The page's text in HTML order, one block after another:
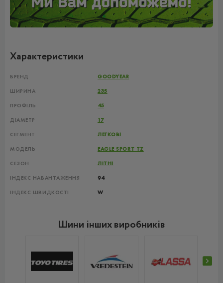
Характеристики
БРЕНД GOODYEAR
ШИРИНА 235
ПРОФІЛЬ 45
ДІАМЕТР 17
СЕГМЕНТ ЛЕГКОВІ
МОДЕЛЬ EAGLE SPORT TZ
СЕЗОН ЛІТНІ
ІНДЕКС НАВАНТАЖЕННЯ 94
ІНДЕКС ШВИДКОСТІ W
Шини інших виробників